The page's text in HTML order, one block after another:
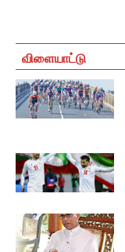
விளையாட்டு